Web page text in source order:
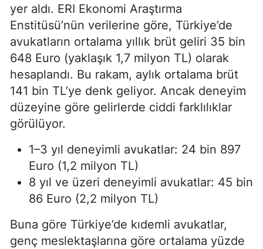
yer aldı. ERI Ekonomi Araştırma
Enstitüsü’nün verilerine göre, Türkiye’de
avukatların ortalama yıllık brüt geliri 35 bin
648 Euro (yaklaşık 1,7 milyon TL) olarak
hesaplandı. Bu rakam, aylık ortalama brüt
141 bin TL’ye denk geliyor. Ancak deneyim
düzeyine göre gelirlerde ciddi farklılıklar
görülüyor.
1–3 yıl deneyimli avukatlar: 24 bin 897
Euro (1,2 milyon TL)
8 yıl ve üzeri deneyimli avukatlar: 45 bin
86 Euro (2,2 milyon TL)
Buna göre Türkiye’de kıdemli avukatlar,
genç meslektaşlarına göre ortalama yüzde